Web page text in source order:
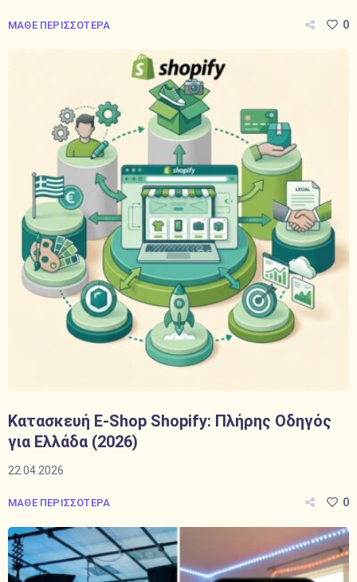
ΜΑΘΕ ΠΕΡΙΣΣΟΤΕΡΑ 0
Κατασκευή E-Shop Shopify: Πλήρης Οδηγός
για Ελλάδα (2026)
22.04.2026
ΜΑΘΕ ΠΕΡΙΣΣΟΤΕΡΑ 0